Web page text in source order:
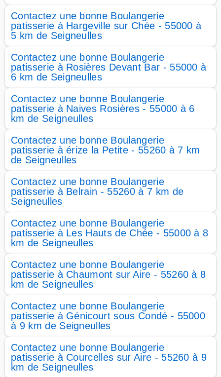
Contactez une bonne Boulangerie
patisserie à Hargeville sur Chée - 55000 à
5 km de Seigneulles
Contactez une bonne Boulangerie
patisserie à Rosières Devant Bar - 55000 à
6 km de Seigneulles
Contactez une bonne Boulangerie
patisserie à Naives Rosières - 55000 à 6
km de Seigneulles
Contactez une bonne Boulangerie
patisserie à érize la Petite - 55260 à 7 km
de Seigneulles
Contactez une bonne Boulangerie
patisserie à Belrain - 55260 à 7 km de
Seigneulles
Contactez une bonne Boulangerie
patisserie à Les Hauts de Chée - 55000 à 8
km de Seigneulles
Contactez une bonne Boulangerie
patisserie à Chaumont sur Aire - 55260 à 8
km de Seigneulles
Contactez une bonne Boulangerie
patisserie à Génicourt sous Condé - 55000
à 9 km de Seigneulles
Contactez une bonne Boulangerie
patisserie à Courcelles sur Aire - 55260 à 9
km de Seigneulles